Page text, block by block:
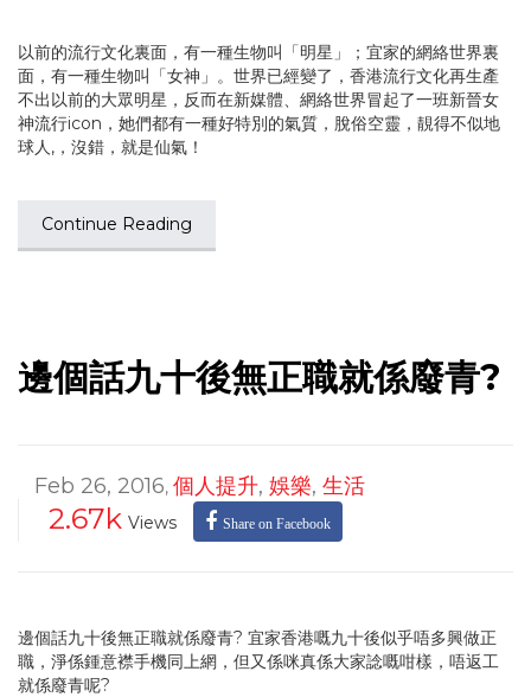
以前的流行文化裏面，有一種生物叫「明星」；宜家的網絡世界裏
面，有一種生物叫「女神」。世界已經變了，香港流行文化再生產
不出以前的大眾明星，反而在新媒體、網絡世界冒起了一班新晉女
神流行icon，她們都有一種好特別的氣質，脫俗空靈，靚得不似地
球人,，沒錯，就是仙氣！
Continue Reading
邊個話九十後無正職就係廢青?
Feb 26, 2016, 個人提升, 娛樂, 生活
2.67k Views Share on Facebook
邊個話九十後無正職就係廢青? 宜家香港嘅九十後似乎唔多興做正
職，淨係鍾意襟手機同上網，但又係咪真係大家諗嘅咁樣，唔返工
就係廢青呢?